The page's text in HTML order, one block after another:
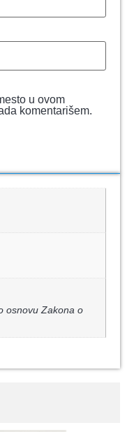
u ovom
komentarišem.
osnovu Zakona o